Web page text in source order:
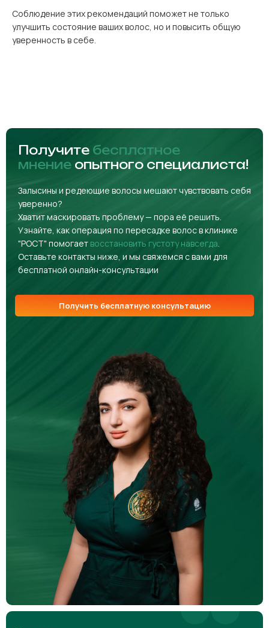
Соблюдение этих рекомендаций поможет не только
улучшить состояние ваших волос, но и повысить общую
уверенность в себе.
Получите бесплатное
мнение опытного специалиста!
Залысины и редеющие волосы мешают чувствовать себя
уверенно?
Хватит маскировать проблему — пора её решить.
Узнайте, как операция по пересадке волос в клинике
"РОСТ" помогает восстановить густоту навсегда.
Оставьте контакты ниже, и мы свяжемся с вами для
бесплатной онлайн-консультации
Получить бесплатную консультацию